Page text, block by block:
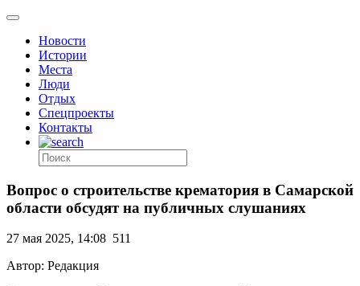
Новости
Истории
Места
Люди
Отдых
Спецпроекты
Контакты
Вопрос о строительстве крематория в Самарской
области обсудят на публичных слушаниях
27 мая 2025, 14:08 511
Автор: Редакция